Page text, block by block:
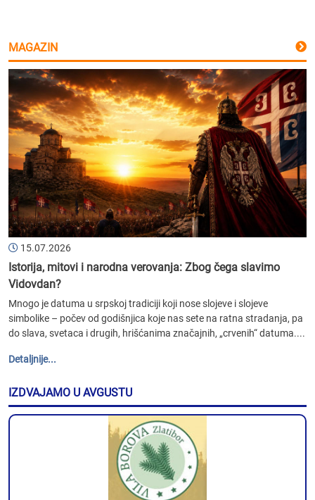
MAGAZIN
15.07.2026
Istorija, mitovi i narodna verovanja: Zbog čega slavimo
Vidovdan?
Mnogo je datuma u srpskoj tradiciji koji nose slojeve i slojeve
simbolike – počev od godišnjica koje nas sete na ratna stradanja, pa
do slava, svetaca i drugih, hrišćanima značajnih, „crvenih“ datuma....
Detaljnije...
IZDVAJAMO U AVGUSTU